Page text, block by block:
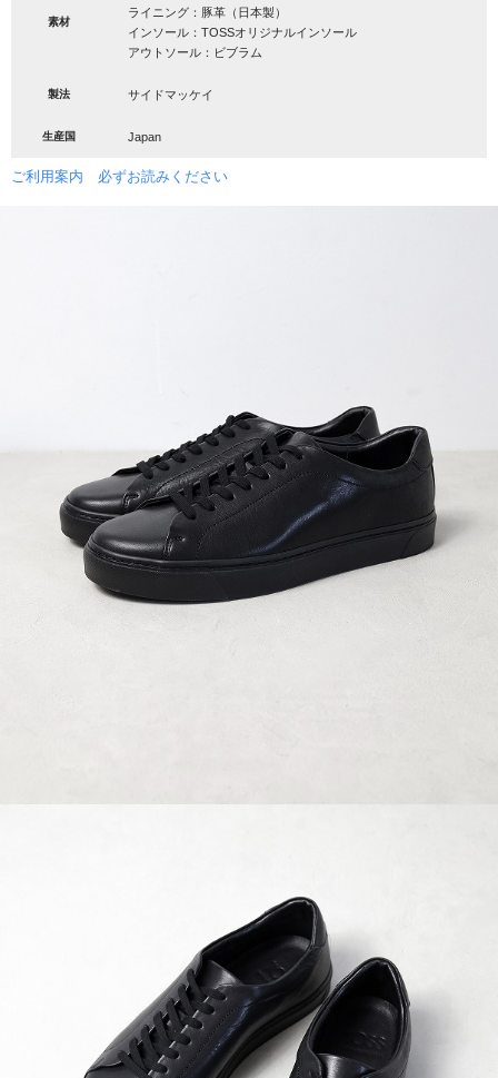
素材
ライニング：豚革（日本製）
インソール：TOSSオリジナルインソール
アウトソール：ビブラム
製法 サイドマッケイ
生産国 Japan
ご利用案内 必ずお読みください